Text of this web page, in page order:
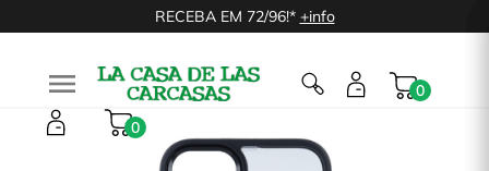
RECEBA EM 72/96!* +info

0
0